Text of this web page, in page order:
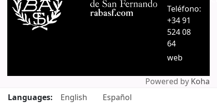
Teléfono:
+34 91
524 08
64
web
Powered by Koha
Languages:
English Español